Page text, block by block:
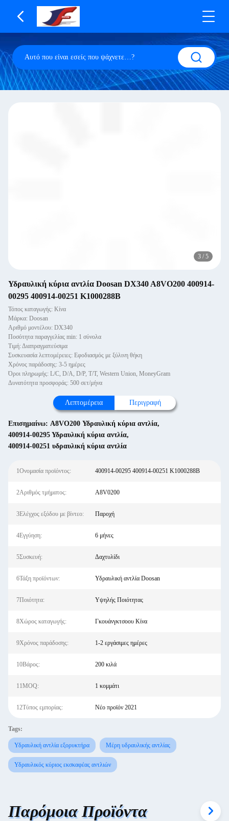
3 / 5
Υδραυλική κύρια αντλία Doosan DX340 A8VO200 400914-
00295 400914-00251 K1000288B
Τόπος καταγωγής: Κίνα
Μάρκα: Doosan
Αριθμό μοντέλου: DX340
Ποσότητα παραγγελίας min: 1 σύνολα
Τιμή: Διαπραγματεύσιμα
Συσκευασία λεπτομέρειες: Εφοδιασμός με ξύλινη θήκη
Χρόνος παράδοσης: 3-5 ημέρες
Όροι πληρωμής: L/C, D/A, D/P, T/T, Western Union, MoneyGram
Δυνατότητα προσφοράς: 500 σετ/μήνα
Λεπτομέρεια Περιγραφή
Επισημαίνω: Α8VO200 Υδραυλική κύρια αντλία,
400914-00295 Υδραυλική κύρια αντλία,
400914-00251 υδραυλική κύρια αντλία
1Ονομασία προϊόντος: 400914-00295 400914-00251 K1000288B
2Αριθμός τμήματος: A8V0200
3Ελέγχος εξόδου με βίντεο: Παροχή
4Εγγύηση: 6 μήνες
5Συσκευή: Δαχτυλίδι
6Τάξη προϊόντων: Υδραυλική αντλία Doosan
7Ποιότητα: Υψηλής Ποιότητας
8Χώρος καταγωγής: Γκουάνγκτσοου Κίνα
9Χρόνος παράδοσης: 1-2 εργάσιμες ημέρες
10Βάρος: 200 κιλά
11MOQ: 1 κομμάτι
12Τύπος εμπορίας: Νέο προϊόν 2021
Tags:
Υδραυλική αντλία εξορυκτήρα Μέρη υδραυλικής αντλίας
Υδραυλικός κύριος εκσκαφέας αντλιών
Παρόμοια Προϊόντα